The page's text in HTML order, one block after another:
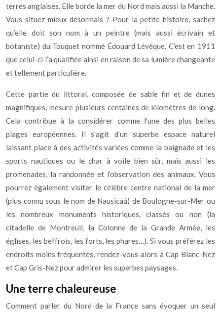
terres anglaises. Elle borde la mer du Nord mais aussi la Manche.
Vous situez mieux désormais ? Pour la petite histoire, sachez
qu’elle doit son nom à un peintre (mais aussi écrivain et
botaniste) du Touquet nommé Édouard Lévêque. C’est en 1911
que celui-ci l’a qualifiée ainsi en raison de sa lumière changeante
et tellement particulière.
Cette partie du littoral, composée de sable fin et de dunes
magnifiques, mesure plusieurs centaines de kilomètres de long.
Cela contribue à la considérer comme l’une des plus belles
plages européennes. Il s’agit d’un superbe espace naturel
laissant place à des activités variées comme la baignade et les
sports nautiques ou le char à voile bien sûr, mais aussi les
promenades, la randonnée et l’observation des animaux. Vous
pourrez également visiter le célèbre centre national de la mer
(plus connu sous le nom de Nausicaá) de Boulogne-sur-Mer ou
les nombreux monuments historiques, classés ou non (la
citadelle de Montreuil, la Colonne de la Grande Armée, les
églises, les beffrois, les forts, les phares…). Si vous préférez les
endroits moins fréquentés, rendez-vous alors à Cap Blanc-Nez
et Cap Gris-Nez pour admirer les superbes paysages.
Une terre chaleureuse
Comment parler du Nord de la France sans évoquer un seul